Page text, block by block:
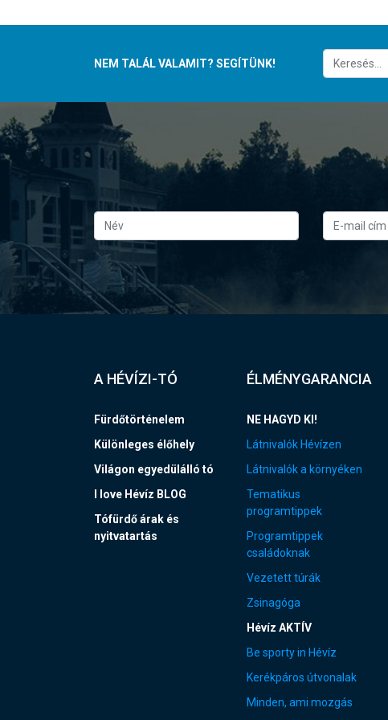
NEM TALÁL VALAMIT? SEGÍTÜNK!
A HÉVÍZI-TÓ
Fürdőtörténelem
Különleges élőhely
Világon egyedülálló tó
I love Hévíz BLOG
Tófürdő árak és
nyitvatartás
ÉLMÉNYGARANCIA
NE HAGYD KI!
Látnivalók Hévízen
Látnivalók a környéken
Tematikus
programtippek
Programtippek
családoknak
Vezetett túrák
Zsinagóga
Hévíz AKTÍV
Be sporty in Hévíz
Kerékpáros útvonalak
Minden, ami mozgás